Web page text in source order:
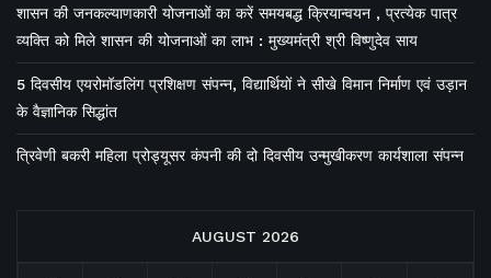
शासन की जनकल्याणकारी योजनाओं का करें समयबद्ध क्रियान्वयन , प्रत्येक पात्र
व्यक्ति को मिले शासन की योजनाओं का लाभ : मुख्यमंत्री श्री विष्णुदेव साय
5 दिवसीय एयरोमॉडलिंग प्रशिक्षण संपन्न, विद्यार्थियों ने सीखे विमान निर्माण एवं उड़ान
के वैज्ञानिक सिद्धांत
त्रिवेणी बकरी महिला प्रोड्यूसर कंपनी की दो दिवसीय उन्मुखीकरण कार्यशाला संपन्न
AUGUST 2026